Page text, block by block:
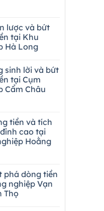
lược và bứt
tại Khu
Hà Long
sinh lời và bứt
tại Cụm
Cẩm Châu
tiền và tích
cao tại
Hoằng
phá dòng tiền
nghiệp Vạn
Thọ